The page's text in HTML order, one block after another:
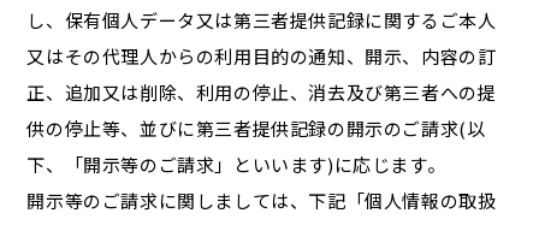
し、保有個人データ又は第三者提供記録に関するご本人
又はその代理人からの利用目的の通知、開示、内容の訂
正、追加又は削除、利用の停止、消去及び第三者への提
供の停止等、並びに第三者提供記録の開示のご請求(以
下、「開示等のご請求」といいます)に応じます。
開示等のご請求に関しましては、下記「個人情報の取扱